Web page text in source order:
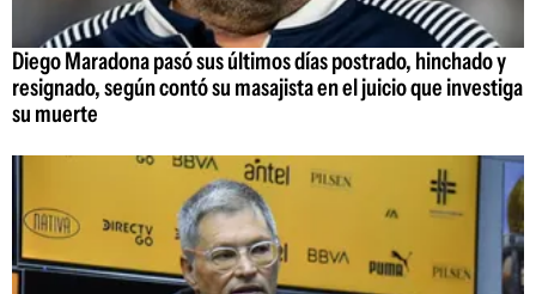
Diego Maradona pasó sus últimos días postrado, hinchado y
resignado, según contó su masajista en el juicio que investiga
su muerte